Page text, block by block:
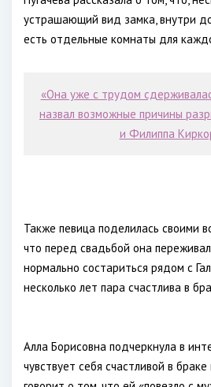
устрашающий вид замка, внутри
есть отдельные комнаты для
«Она уже с трудом
назвал возможные причины
и Филиппа
Также певица поделилась своими
что перед свадьбой она
нормально состариться рядом с
несколько лет пара счастлива в
Алла Борисовна подчеркнула в
чувствует себя счастливой в